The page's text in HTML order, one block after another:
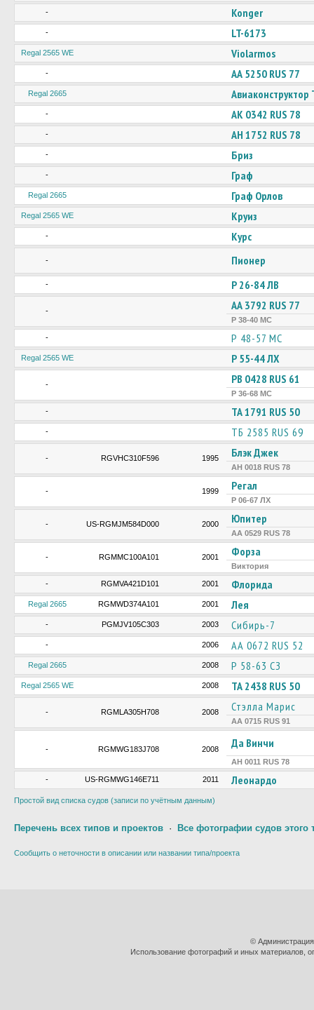
- Konger
- LT-6173
Regal 2565 WE Violarmos
- АА 5250 RUS 77
Regal 2665 Авиаконструктор
- АК 0342 RUS 78
- АН 1752 RUS 78
- Бриз
- Граф
Regal 2665 Граф Орлов
Regal 2565 WE Круиз
- Курс
- Пионер
- Р 26-84 ЛВ
- АА 3792 RUS 77
Р 38-40 МС
- Р 48-57 МС
Regal 2565 WE Р 55-44 ЛХ
- РВ 0428 RUS 61
Р 36-68 МС
- ТА 1791 RUS 50
- ТБ 2585 RUS 69
- RGVHC310F596 1995 Блэк Джек
АН 0018 RUS 78
- 1999 Регал
Р 06-67 ЛХ
- US-RGMJM584D000 2000 Юпитер
АА 0529 RUS 78
- RGMMC100A101 2001 Форза
Виктория
- RGMVA421D101 2001 Флорида
Regal 2665 RGMWD374A101 2001 Лея
- PGMJV105C303 2003 Сибирь-7
- 2006 АА 0672 RUS 52
Regal 2665 2008 Р 58-63 СЗ
Regal 2565 WE 2008 ТА 2438 RUS 50
- RGMLA305H708 2008 Стэлла Марис
АА 0715 RUS 91
- RGMWG183J708 2008 Да Винчи
АН 0011 RUS 78
- US-RGMWG146E711 2011 Леонардо
Простой вид списка судов (записи по учётным данным)
Перечень всех типов и проектов · Все фотографии судов этого
Сообщить о неточности в описании или названии типа/проекта
©
Использование фотографий и иных материалов,